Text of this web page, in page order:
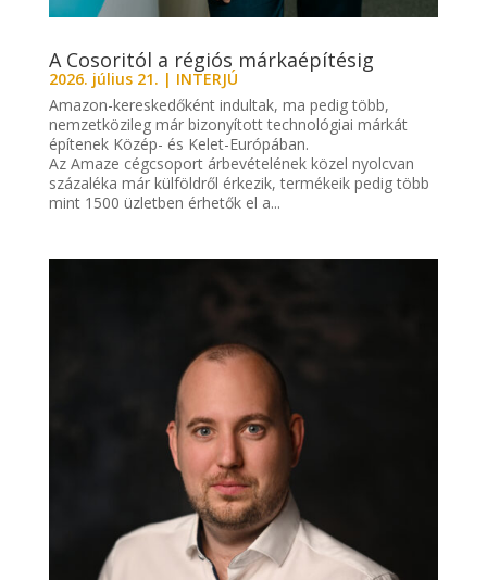
A Cosoritól a régiós márkaépítésig
2026. július 21. | INTERJÚ
Amazon-kereskedőként indultak, ma pedig több,
nemzetközileg már bizonyított technológiai márkát
építenek Közép- és Kelet-Európában.
Az Amaze cégcsoport árbevételének közel nyolcvan
százaléka már külföldről érkezik, termékeik pedig több
mint 1500 üzletben érhetők el a...